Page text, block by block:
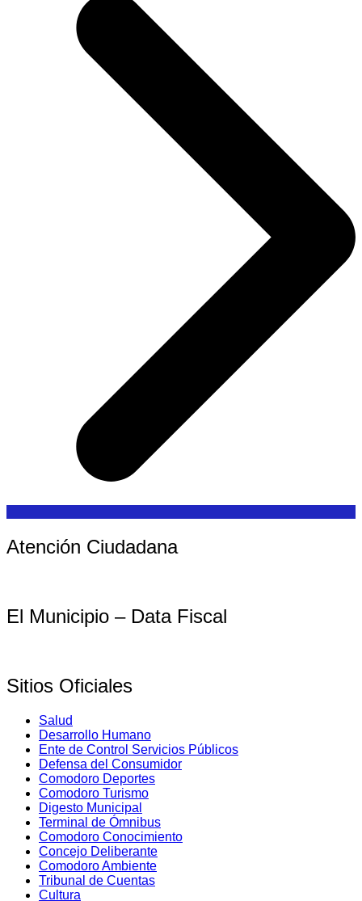
Atención Ciudadana
El Municipio – Data Fiscal
Sitios Oficiales
Salud
Desarrollo Humano
Ente de Control Servicios Públicos
Defensa del Consumidor
Comodoro Deportes
Comodoro Turismo
Digesto Municipal
Terminal de Ómnibus
Comodoro Conocimiento
Concejo Deliberante
Comodoro Ambiente
Tribunal de Cuentas
Cultura